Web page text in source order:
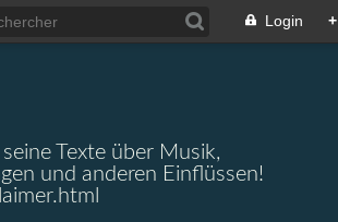
Login +
Texte über Musik,
und anderen Einflüssen!